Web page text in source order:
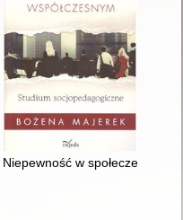
pozbyć się ataków lęku
Niepewność w społeczeństwie